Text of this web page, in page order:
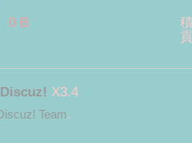
0 B
Discuz! X3.4
Team.